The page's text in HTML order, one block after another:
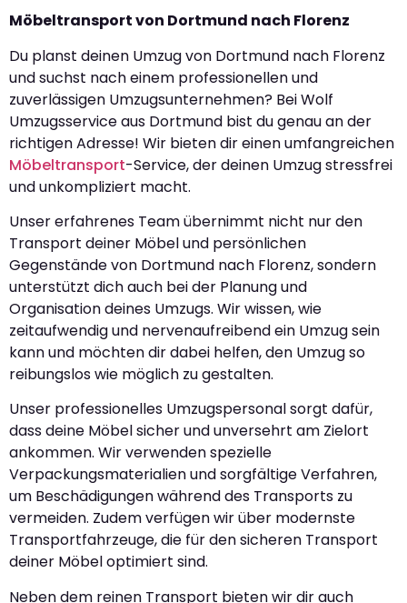
Möbeltransport von Dortmund nach Florenz
Du planst deinen Umzug von Dortmund nach Florenz
und suchst nach einem professionellen und
zuverlässigen Umzugsunternehmen? Bei Wolf
Umzugsservice aus Dortmund bist du genau an der
richtigen Adresse! Wir bieten dir einen umfangreichen
Möbeltransport-Service, der deinen Umzug stressfrei
und unkompliziert macht.
Unser erfahrenes Team übernimmt nicht nur den
Transport deiner Möbel und persönlichen
Gegenstände von Dortmund nach Florenz, sondern
unterstützt dich auch bei der Planung und
Organisation deines Umzugs. Wir wissen, wie
zeitaufwendig und nervenaufreibend ein Umzug sein
kann und möchten dir dabei helfen, den Umzug so
reibungslos wie möglich zu gestalten.
Unser professionelles Umzugspersonal sorgt dafür,
dass deine Möbel sicher und unversehrt am Zielort
ankommen. Wir verwenden spezielle
Verpackungsmaterialien und sorgfältige Verfahren,
um Beschädigungen während des Transports zu
vermeiden. Zudem verfügen wir über modernste
Transportfahrzeuge, die für den sicheren Transport
deiner Möbel optimiert sind.
Neben dem reinen Transport bieten wir dir auch